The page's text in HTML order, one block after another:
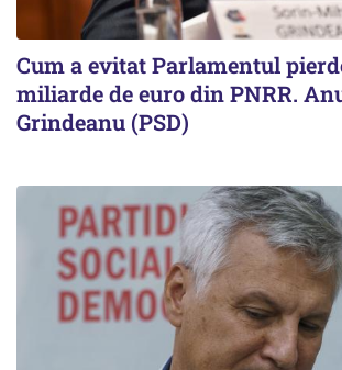
Cum a evitat Parlamentul
miliarde de euro din PNRR.
Grindeanu (PSD)